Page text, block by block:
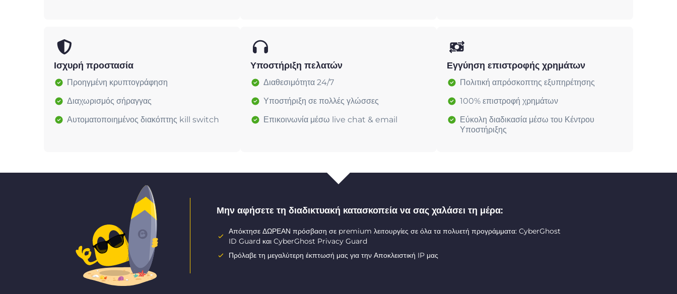
Ισχυρή προστασία
Προηγμένη κρυπτογράφηση
Διαχωρισμός σήραγγας
Αυτοματοποιημένος διακόπτης kill switch
Υποστήριξη πελατών
Διαθεσιμότητα 24/7
Υποστήριξη σε πολλές γλώσσες
Επικοινωνία μέσω live chat & email
Εγγύηση επιστροφής χρημάτων
Πολιτική απρόσκοπτης εξυπηρέτησης
100% επιστροφή χρημάτων
Εύκολη διαδικασία μέσω του Κέντρου
Υποστήριξης
Μην αφήσετε τη διαδικτυακή κατασκοπεία να σας χαλάσει τη μέρα:
Απόκτησε ΔΩΡΕΑΝ πρόσβαση σε premium λειτουργίες σε όλα τα πολυετή προγράμματα: CyberGhost
ID Guard και CyberGhost Privacy Guard
Πρόλαβε τη μεγαλύτερη έκπτωσή μας για την Αποκλειστική IP μας